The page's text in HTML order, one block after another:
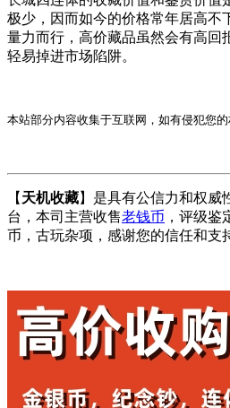
极少，因而如今的价格常年居高不
量力而行，高价藏品虽然会有高回
轻易掉进市场陷阱。
本站部分内容收集于互联网，如有侵犯您的
【 天机收藏】是具有公信力和权威
台，本司主营收售老钱币 ，评级
币，古玩杂项，感谢您的信任和支